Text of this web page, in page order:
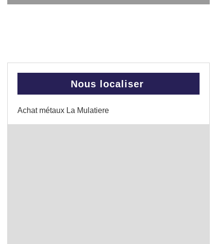
Nous localiser
Achat métaux La Mulatiere